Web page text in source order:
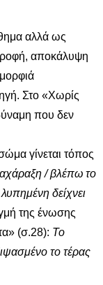
αλλά ως
αποκάλυψη
Στο «Χωρίς
που δεν
γίνεται τόπος
/ βλέπω το
δείχνει
της ένωσης
(σ.28): Το
το τέρας